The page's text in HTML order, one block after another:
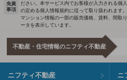
免責
事項
ださい。本サービス内でお客様が入力される個
の定める個人情報規約に従って取り扱われます。
マンション情報の一部の販売価格、賃料、間取
ータを表示しています。
不動産・住宅情報のニフティ不動産
ニフティ不動産 ニ